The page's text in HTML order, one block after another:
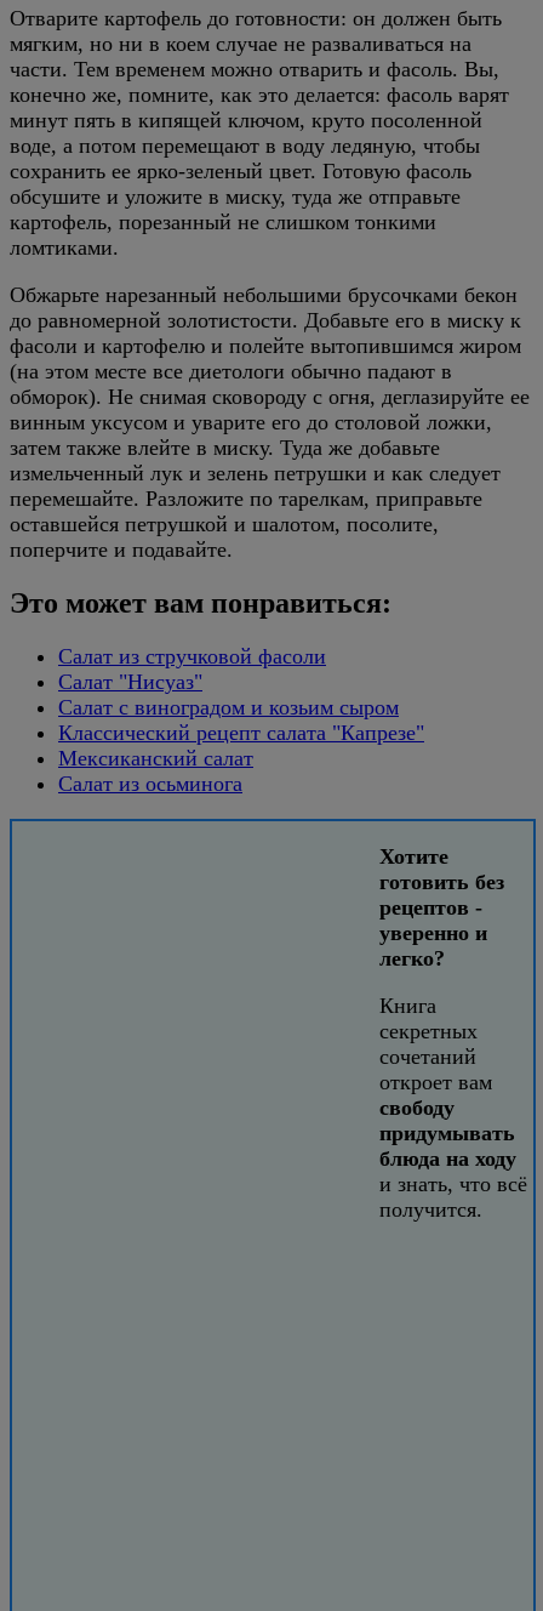
Отварите картофель до готовности: он должен быть
мягким, но ни в коем случае не разваливаться на
части. Тем временем можно отварить и фасоль. Вы,
конечно же, помните, как это делается: фасоль варят
минут пять в кипящей ключом, круто посоленной
воде, а потом перемещают в воду ледяную, чтобы
сохранить ее ярко-зеленый цвет. Готовую фасоль
обсушите и уложите в миску, туда же отправьте
картофель, порезанный не слишком тонкими
ломтиками.
Обжарьте нарезанный небольшими брусочками бекон
до равномерной золотистости. Добавьте его в миску к
фасоли и картофелю и полейте вытопившимся жиром
(на этом месте все диетологи обычно падают в
обморок). Не снимая сковороду с огня, деглазируйте ее
винным уксусом и уварите его до столовой ложки,
затем также влейте в миску. Туда же добавьте
измельченный лук и зелень петрушки и как следует
перемешайте. Разложите по тарелкам, приправьте
оставшейся петрушкой и шалотом, посолите,
поперчите и подавайте.
Это может вам понравиться:
Салат из стручковой фасоли
Салат "Нисуаз"
Салат с виноградом и козьим сыром
Классический рецепт салата "Капрезе"
Мексиканский салат
Салат из осьминога
Хотите
готовить без
рецептов -
уверенно и
легко?
Книга
секретных
сочетаний
откроет вам
свободу
придумывать
блюда на ходу
и знать, что всё
получится.